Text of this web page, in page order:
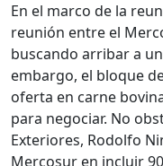
En el marco de la
reunión entre el
buscando arribar a
embargo, el bloque
oferta en carne
para negociar. No
Exteriores, Rodolfo
Mercosur en incluir